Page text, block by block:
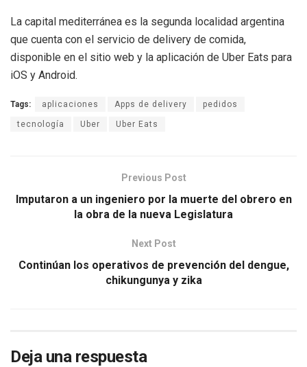
La capital mediterránea es la segunda localidad argentina
que cuenta con el servicio de delivery de comida,
disponible en el sitio web y la aplicación de Uber Eats para
iOS y Android.
Tags: aplicaciones Apps de delivery pedidos
tecnología Uber Uber Eats
Previous Post
Imputaron a un ingeniero por la muerte del obrero en
la obra de la nueva Legislatura
Next Post
Continúan los operativos de prevención del dengue,
chikungunya y zika
Deja una respuesta